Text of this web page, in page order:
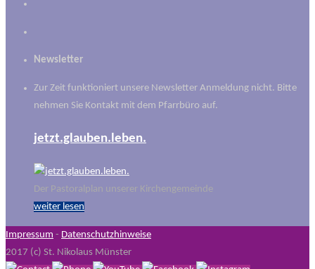
Newsletter
Zur Zeit funktioniert unsere Newsletter Anmeldung nicht. Bitte
nehmen Sie Kontakt mit dem Pfarrbüro auf.
jetzt.glauben.leben.
Der Pastoralplan unserer Kirchengemeinde
weiter lesen
Impressum - Datenschutzhinweise
2017 (c) St. Nikolaus Münster